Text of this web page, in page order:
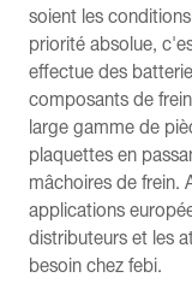
soient les
priorité absolue,
effectue des
composants de
large gamme de
plaquettes en
mâchoires de frein.
applications
distributeurs et les
besoin chez febi.